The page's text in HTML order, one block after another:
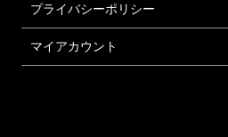
プライバシーポリシー
マイアカウント